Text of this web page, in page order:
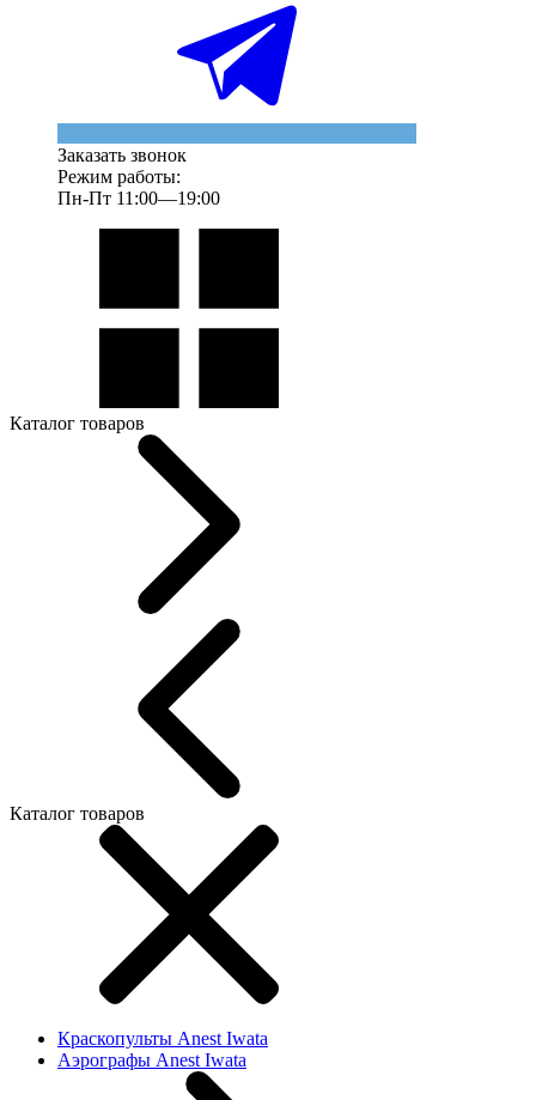
Заказать звонок
Режим работы:
Пн-Пт 11:00—19:00
Каталог товаров
Каталог товаров
Краскопульты Anest Iwata
Аэрографы Anest Iwata